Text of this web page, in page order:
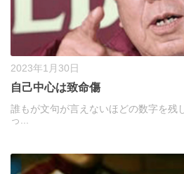
2023年1月30日
自己中心は致命傷
誰もが文句が言えないほどの数字を残
っ...